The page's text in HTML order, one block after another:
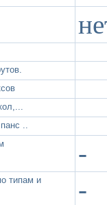
..
-
типам и
-